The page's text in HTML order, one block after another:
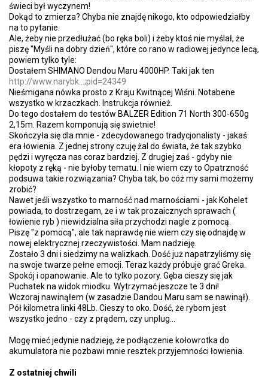
świeci był wyczynem!
Dokąd to zmierza? Chyba nie znajdę nikogo, kto odpowiedziałby
na to pytanie.
Ale, żeby nie przedłużać (bo ręka boli) i żeby ktoś nie myślał, że
piszę "Myśli na dobry dzień", które co rano w radiowej jedynce lecą,
powiem tylko tyle:
Dostałem SHIMANO Dendou Maru 4000HP. Taki jak ten
http://www.narybk...;pid=24349
Nieśmigana nówka prosto z Kraju Kwitnącej Wiśni. Notabene
wszystko w krzaczkach. Instrukcja również.
Do tego dostałem do testów BALZER Edition 71 North 300-650g
2,15m. Razem komponują się swietnie!
Skończyła się dla mnie - zdecydowanego tradycjonalisty - jakaś
era łowienia. Z jednej strony czuję żal do świata, że tak szybko
pędzi i wyręcza nas coraz bardziej. Z drugiej zaś - gdyby nie
kłopoty z ręką - nie byłoby tematu. I nie wiem czy to Opatrzność
podsuwa takie rozwiązania? Chyba tak, bo cóż my sami możemy
zrobić?
Nawet jeśli wszystko to marność nad marnościami - jak Kohelet
powiada, to dostrzegam, że i w tak prozaicznych sprawach (
łowienie ryb ) niewidzialna siła przychodzi nagle z pomocą.
Piszę "z pomocą", ale tak naprawdę nie wiem czy się odnajdę w
nowej elektrycznej rzeczywistości. Mam nadzieję.
Zostało 3 dni i siedzimy na walizkach. Dość już napatrzyliśmy się
na swoje twarze pełne emocji. Teraz każdy próbuje grać Greka.
Spokój i opanowanie. Ale to tylko pozory. Gęba cieszy się jak
Puchatek na widok miodku. Wytrzymać jeszcze te 3 dni!
Wczoraj nawinąłem (w zasadzie Dandou Maru sam se nawinął).
Pół kilometra linki 48Lb. Cieszy to oko. Dość, że rybom jest
wszystko jedno - czy z prądem, czy unplug...
Mogę mieć jedynie nadzieję, że podłączenie kołowrotka do
akumulatora nie pozbawi mnie resztek przyjemności łowienia.
Z ostatniej chwili